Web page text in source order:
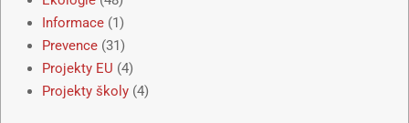
Informace (1)
Prevence (31)
Projekty EU (4)
Projekty školy (4)